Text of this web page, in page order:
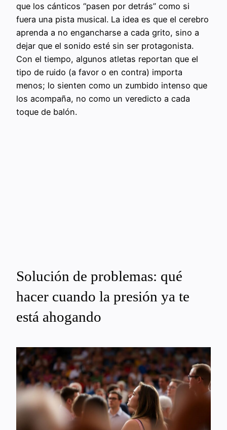
que los cánticos “pasen por detrás” como si
fuera una pista musical. La idea es que el cerebro
aprenda a no engancharse a cada grito, sino a
dejar que el sonido esté sin ser protagonista.
Con el tiempo, algunos atletas reportan que el
tipo de ruido (a favor o en contra) importa
menos; lo sienten como un zumbido intenso que
los acompaña, no como un veredicto a cada
toque de balón.
Solución de problemas: qué
hacer cuando la presión ya te
está ahogando